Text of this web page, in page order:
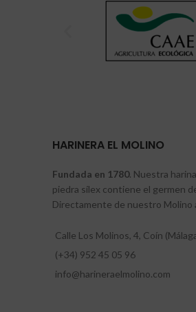
HARINERA EL MOLINO
Fundada en 1780. Nuestra
piedra sílex contiene el germen
Directamente de nuestro Molino
Calle Los Molinos, 4, Coín
(+34) 952 45 05 96
info@harineraelmolino.com